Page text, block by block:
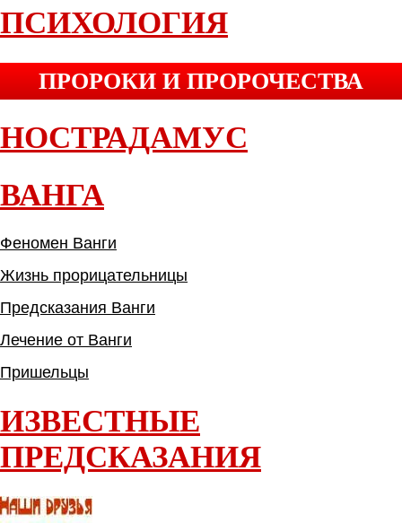
ПСИХОЛОГИЯ
ПРОРОКИ И ПРОРОЧЕСТВА
НОСТРАДАМУС
ВАНГА
Феномен Ванги
Жизнь прорицательницы
Предсказания Ванги
Лечение от Ванги
Пришельцы
ИЗВЕСТНЫЕ
ПРЕДСКАЗАНИЯ